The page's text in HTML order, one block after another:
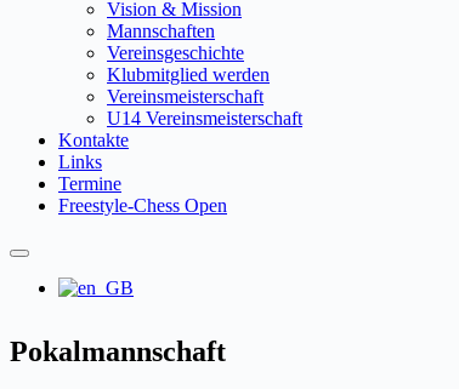
Vision & Mission
Mannschaften
Vereinsgeschichte
Klubmitglied werden
Vereinsmeisterschaft
U14 Vereinsmeisterschaft
Kontakte
Links
Termine
Freestyle-Chess Open
Pokalmannschaft